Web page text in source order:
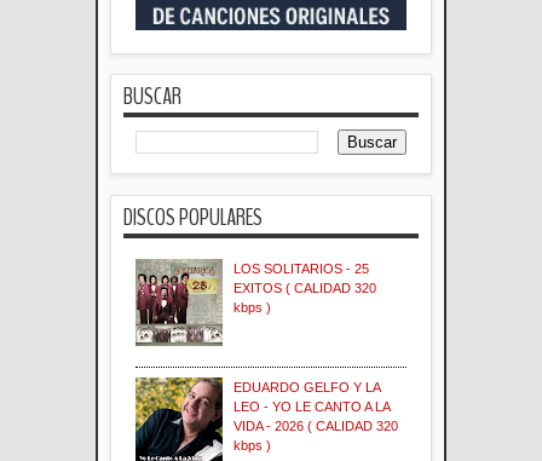
BUSCAR
DISCOS POPULARES
LOS SOLITARIOS - 25
EXITOS ( CALIDAD 320
kbps )
EDUARDO GELFO Y LA
LEO - YO LE CANTO A LA
VIDA - 2026 ( CALIDAD 320
kbps )